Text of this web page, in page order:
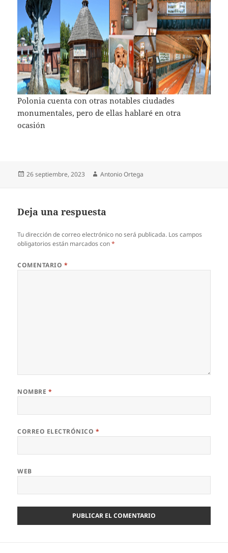
Polonia cuenta con otras notables ciudades
monumentales, pero de ellas hablaré en otra
ocasión
Publicado
26 septiembre, 2023 Autor
Antonio Ortega
Deja una respuesta
Tu dirección de correo electrónico no será publicada. Los campos
obligatorios están marcados con*
COMENTARIO *
NOMBRE *
CORREO ELECTRÓNICO *
WEB